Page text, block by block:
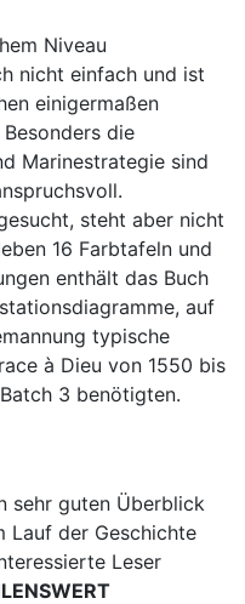
Niveau
nicht einfach und ist
einigermaßen
die
Marinestrategie sind
steht aber nicht
16 Farbtafeln und
enthält das Buch
auf
typische
à Dieu von 1550 bis
3 benötigten.
sehr guten Überblick
Lauf der Geschichte
Leser